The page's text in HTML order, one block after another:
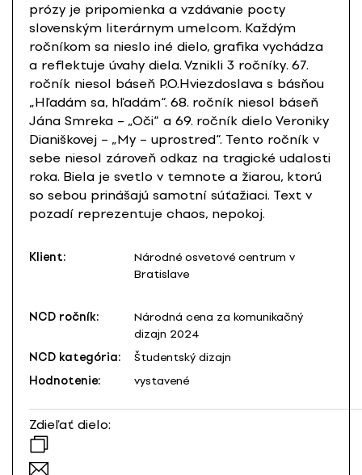
prózy je pripomienka a vzdávanie pocty
slovenským literárnym umelcom. Každým
ročníkom sa nieslo iné dielo, grafika vychádza
a reflektuje úvahy diela. Vznikli 3 ročníky. 67.
ročník niesol báseň P.O.Hviezdoslava s básňou
„Hľadám sa, hľadám“. 68. ročník niesol báseň
Jána Smreka – „Oči“ a 69. ročník dielo Veroniky
Dianiškovej – „My – uprostred“. Tento ročník v
sebe niesol zároveň odkaz na tragické udalosti
roka. Biela je svetlo v temnote a žiarou, ktorú
so sebou prinášajú samotní súťažiaci. Text v
pozadí reprezentuje chaos, nepokoj.
Klient:
Národné osvetové centrum v
Bratislave
NCD ročník:
Národná cena za komunikačný
dizajn 2024
NCD kategória:
Študentský dizajn
Hodnotenie:
vystavené
Zdieľať dielo: